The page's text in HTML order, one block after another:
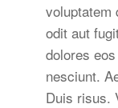
voluptatem
odit aut
dolores
nesciunt.
Duis risus.